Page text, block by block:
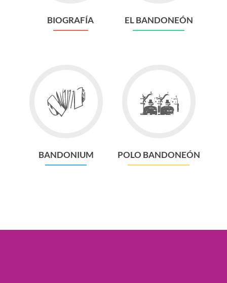
BIOGRAFÍA EL BANDONEÓN
to
Bandonium
BANDONIUM
Polo
Bandoneón
POLO BANDONEÓN